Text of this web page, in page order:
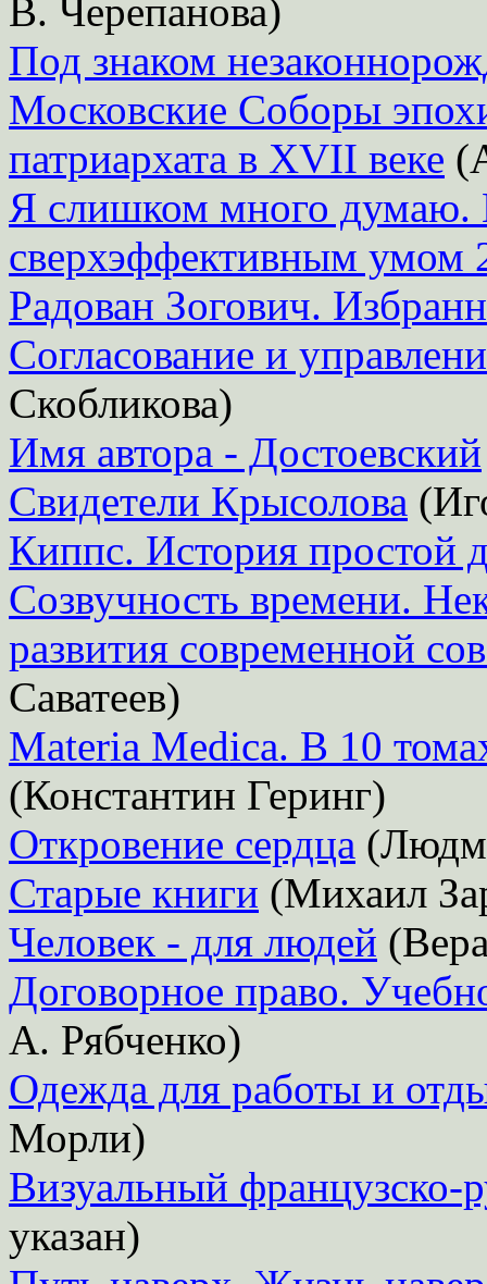
В. Черепанова)
Под знаком
Московские Соборы
патриархата в XVII веке
Я слишком много думаю.
сверхэффективным умом
Радован Зогович.
Согласование и
Скобликова)
Имя автора - Достоевский
Свидетели Крысолова
Киппс. История простой
Созвучность времени.
развития современной
Саватеев)
Materia Medica. В 10
(Константин Геринг)
Откровение сердца
Старые книги (Михаил
Человек - для людей
Договорное право.
А. Рябченко)
Одежда для работы и
Морли)
Визуальный французско-
указан)